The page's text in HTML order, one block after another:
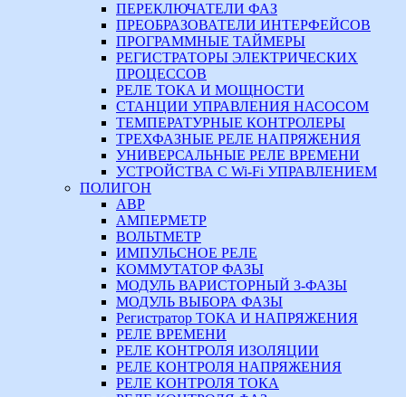
ПЕРЕКЛЮЧАТЕЛИ ФАЗ
ПРЕОБРАЗОВАТЕЛИ ИНТЕРФЕЙСОВ
ПРОГРАММНЫЕ ТАЙМЕРЫ
РЕГИСТРАТОРЫ ЭЛЕКТРИЧЕСКИХ
ПРОЦЕССОВ
РЕЛЕ ТОКА И МОЩНОСТИ
СТАНЦИИ УПРАВЛЕНИЯ НАСОСОМ
ТЕМПЕРАТУРНЫЕ КОНТРОЛЕРЫ
ТРЕХФАЗНЫЕ РЕЛЕ НАПРЯЖЕНИЯ
УНИВЕРСАЛЬНЫЕ РЕЛЕ ВРЕМЕНИ
УСТРОЙСТВА С Wi-Fi УПРАВЛЕНИЕМ
ПОЛИГОН
АВР
АМПЕРМЕТР
ВОЛЬТМЕТР
ИМПУЛЬСНОЕ РЕЛЕ
КОММУТАТОР ФАЗЫ
МОДУЛЬ ВАРИСТОРНЫЙ 3-ФАЗЫ
МОДУЛЬ ВЫБОРА ФАЗЫ
Регистратор ТОКА И НАПРЯЖЕНИЯ
РЕЛЕ ВРЕМЕНИ
РЕЛЕ КОНТРОЛЯ ИЗОЛЯЦИИ
РЕЛЕ КОНТРОЛЯ НАПРЯЖЕНИЯ
РЕЛЕ КОНТРОЛЯ ТОКА